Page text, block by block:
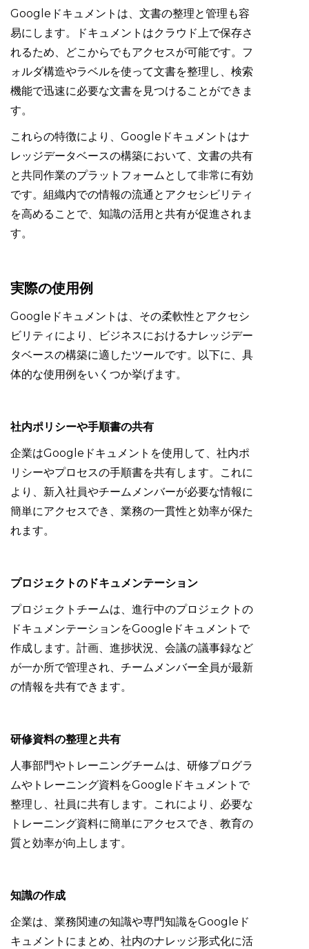
Googleドキュメントは、文書の整理と管理も容
易にします。ドキュメントはクラウド上で保存さ
れるため、どこからでもアクセスが可能です。フ
ォルダ構造やラベルを使って文書を整理し、検索
機能で迅速に必要な文書を見つけることができま
す。
これらの特徴により、Googleドキュメントはナ
レッジデータベースの構築において、文書の共有
と共同作業のプラットフォームとして非常に有効
です。組織内での情報の流通とアクセシビリティ
を高めることで、知識の活用と共有が促進されま
す。
実際の使用例
Googleドキュメントは、その柔軟性とアクセシ
ビリティにより、ビジネスにおけるナレッジデー
タベースの構築に適したツールです。以下に、具
体的な使用例をいくつか挙げます。
社内ポリシーや手順書の共有
企業はGoogleドキュメントを使用して、社内ポ
リシーやプロセスの手順書を共有します。これに
より、新入社員やチームメンバーが必要な情報に
簡単にアクセスでき、業務の一貫性と効率が保た
れます。
プロジェクトのドキュメンテーション
プロジェクトチームは、進行中のプロジェクトの
ドキュメンテーションをGoogleドキュメントで
作成します。計画、進捗状況、会議の議事録など
が一か所で管理され、チームメンバー全員が最新
の情報を共有できます。
研修資料の整理と共有
人事部門やトレーニングチームは、研修プログラ
ムやトレーニング資料をGoogleドキュメントで
整理し、社員に共有します。これにより、必要な
トレーニング資料に簡単にアクセスでき、教育の
質と効率が向上します。
知識の作成
企業は、業務関連の知識や専門知識をGoogleド
キュメントにまとめ、社内のナレッジ形式化に活